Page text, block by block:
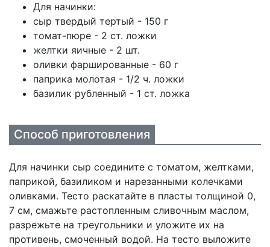
Для начинки:
сыр твердый тертый - 150 г
томат-пюре - 2 ст. ложки
желтки яичные - 2 шт.
оливки фаршированные - 60 г
паприка молотая - 1/2 ч. ложки
базилик рубленный - 1 ст. ложка
Способ приготовления
Для начинки сыр соедините с томатом, желтками,
паприкой, базиликом и нарезанными колечками
оливками. Тесто раскатайте в пласты толщиной 0,
7 см, смажьте растопленным сливочным маслом,
разрежьте на треугольники и уложите их на
противень, смоченный водой. На тесто выложите